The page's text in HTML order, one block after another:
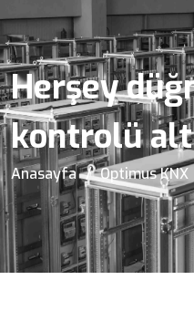
Herşey
kontrolü
Anasayfa Optimus KNX